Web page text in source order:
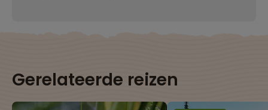
Gerelateerde reizen